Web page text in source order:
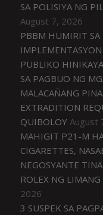
SA POLISIYA NG
August 7, 2026
PBBM HUMIRIT SA
PUBLIKO
SA PAGBUO NG
MALACAÑANG
EXTRADITION
QUIBOLOY August
MAHIGIT P21-M
CIGARETTES,
NEGOSYANTE
ROLEX NG
2026
3 SUSPEK SA